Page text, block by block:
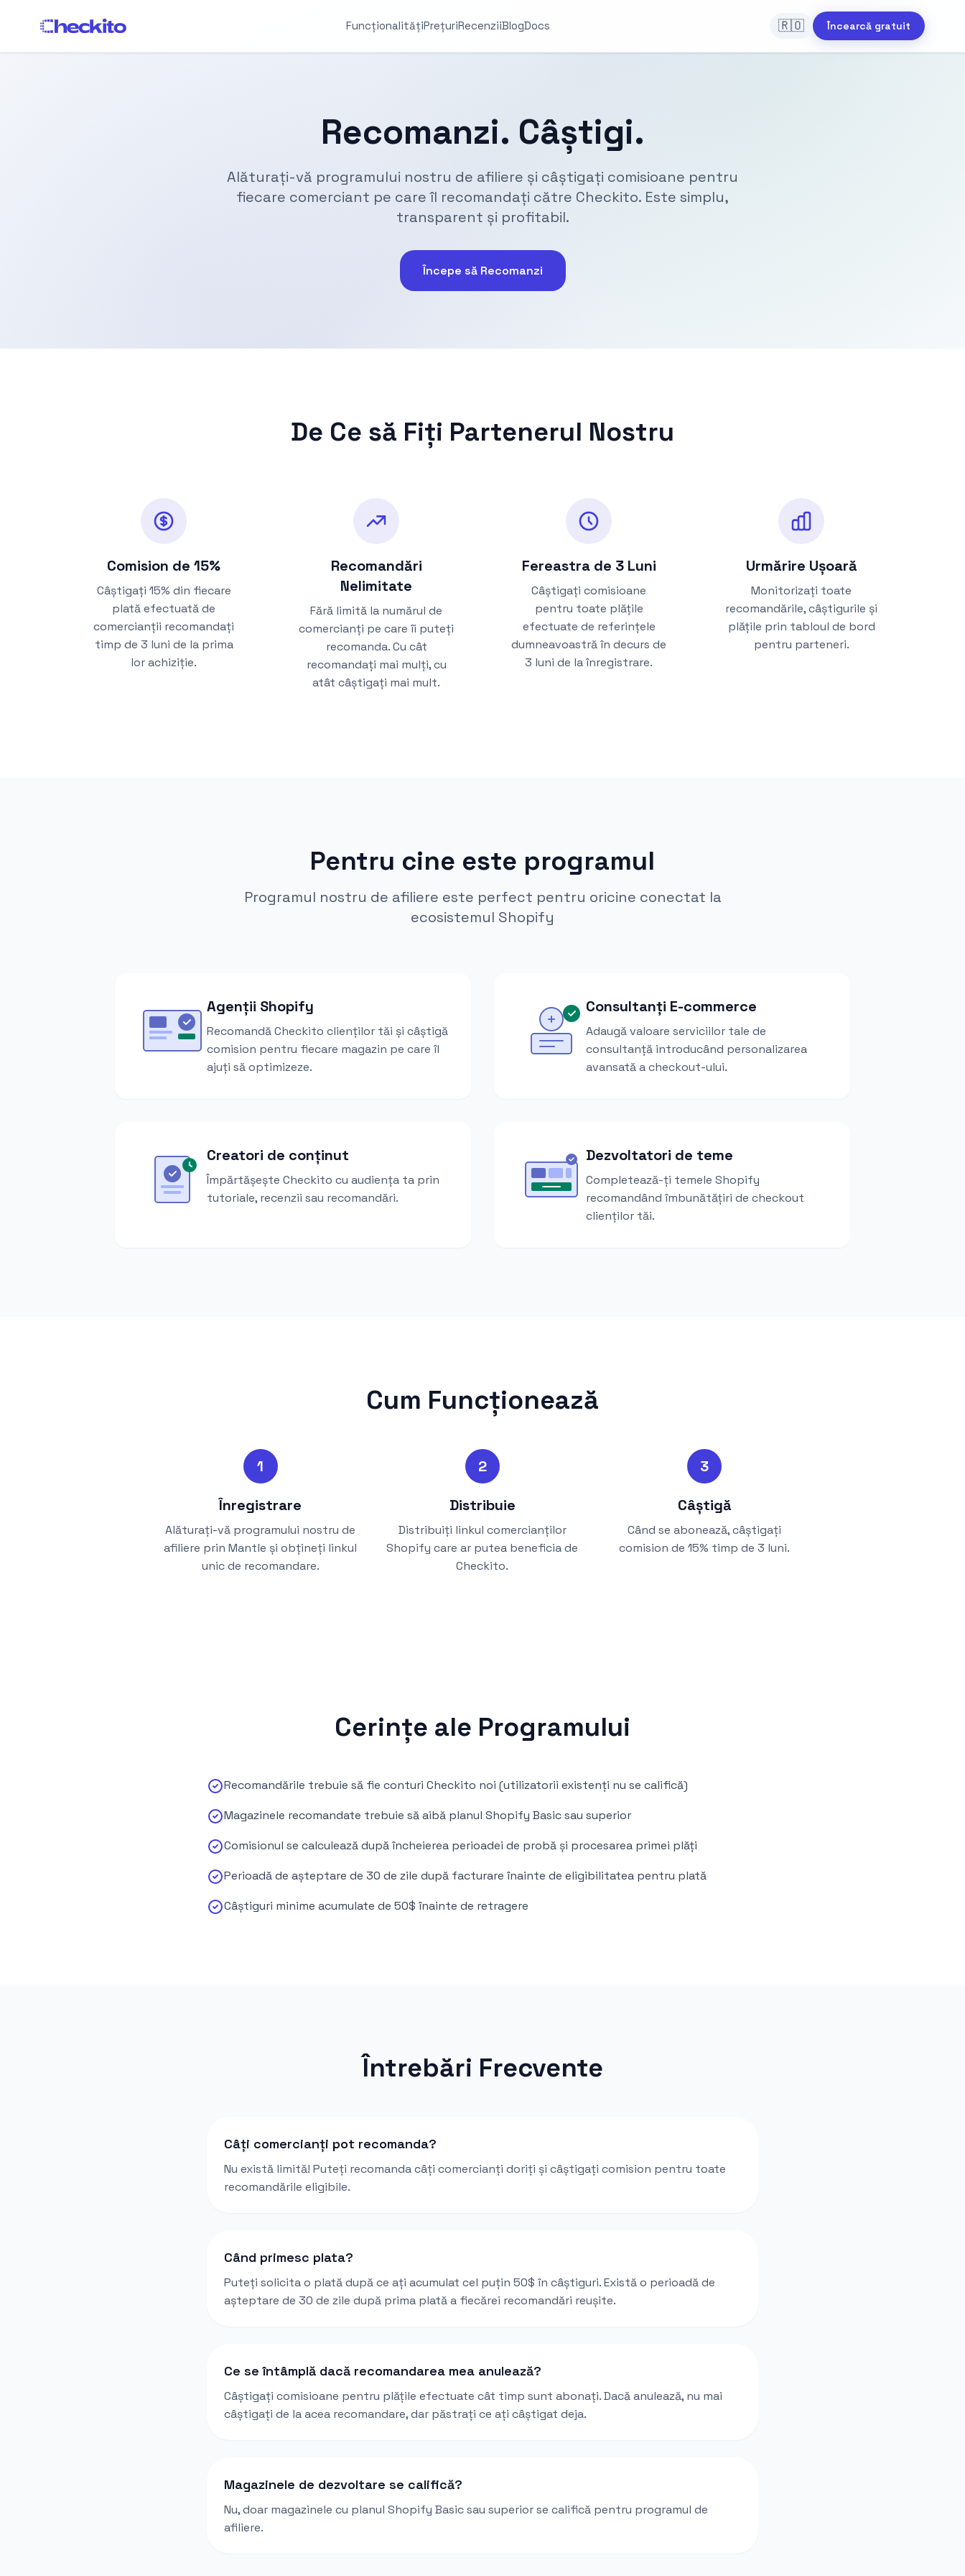
FuncționalitățiPrețuriRecenziiBlogDocs 🇷🇴 Încearcă gratuit
Recomanzi. Câștigi.
Alăturați-vă programului nostru de afiliere și câștigați comisioane pentru
fiecare comerciant pe care îl recomandați către Checkito. Este simplu,
transparent și profitabil.
Începe să Recomanzi
De Ce să Fiți Partenerul Nostru
Comision de 15%
Câștigați 15% din fiecare
plată efectuată de
comercianții recomandați
timp de 3 luni de la prima
lor achiziție.
Recomandări
Nelimitate
Fără limită la numărul de
comercianți pe care îi puteți
recomanda. Cu cât
recomandați mai mulți, cu
atât câștigați mai mult.
Fereastra de 3 Luni
Câștigați comisioane
pentru toate plățile
efectuate de referințele
dumneavoastră în decurs de
3 luni de la înregistrare.
Urmărire Ușoară
Monitorizați toate
recomandările, câștigurile și
plățile prin tabloul de bord
pentru parteneri.
Pentru cine este programul
Programul nostru de afiliere este perfect pentru oricine conectat la
ecosistemul Shopify
Agenții Shopify
Recomandă Checkito clienților tăi și câștigă
comision pentru fiecare magazin pe care îl
ajuți să optimizeze.
Consultanți E-commerce
Adaugă valoare serviciilor tale de
consultanță introducând personalizarea
avansată a checkout-ului.
Creatori de conținut
Împărtășește Checkito cu audiența ta prin
tutoriale, recenzii sau recomandări.
Dezvoltatori de teme
Completează-ți temele Shopify
recomandând îmbunătățiri de checkout
clienților tăi.
Cum Funcționează
1
Înregistrare
Alăturați-vă programului nostru de
afiliere prin Mantle și obțineți linkul
unic de recomandare.
2
Distribuie
Distribuiți linkul comercianților
Shopify care ar putea beneficia de
Checkito.
3
Câștigă
Când se abonează, câștigați
comision de 15% timp de 3 luni.
Cerințe ale Programului
Recomandările trebuie să fie conturi Checkito noi (utilizatorii existenți nu se califică)
Magazinele recomandate trebuie să aibă planul Shopify Basic sau superior
Comisionul se calculează după încheierea perioadei de probă și procesarea primei plăți
Perioadă de așteptare de 30 de zile după facturare înainte de eligibilitatea pentru plată
Câștiguri minime acumulate de 50$ înainte de retragere
Întrebări Frecvente
Câți comercianți pot recomanda?
Nu există limită! Puteți recomanda câți comercianți doriți și câștigați comision pentru toate
recomandările eligibile.
Când primesc plata?
Puteți solicita o plată după ce ați acumulat cel puțin 50$ în câștiguri. Există o perioadă de
așteptare de 30 de zile după prima plată a fiecărei recomandări reușite.
Ce se întâmplă dacă recomandarea mea anulează?
Câștigați comisioane pentru plățile efectuate cât timp sunt abonați. Dacă anulează, nu mai
câștigați de la acea recomandare, dar păstrați ce ați câștigat deja.
Magazinele de dezvoltare se califică?
Nu, doar magazinele cu planul Shopify Basic sau superior se califică pentru programul de
afiliere.